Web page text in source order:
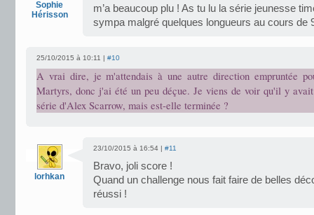
Sophie
Hérisson
m’a beaucoup plu ! As tu lu la série jeunesse
sympa malgré quelques longueurs au cours de
25/10/2015 à 10:11 | #10
A vrai dire, je m'attendais à une autre direction empruntée
Martyrs, donc j'ai été un peu déçue. Je viens de voir qu'il y
série d'Alex Scarrow, mais est-elle terminée ?
lorhkan
23/10/2015 à 16:54 | #11
Bravo, joli score !
Quand un challenge nous fait faire de belles
réussi !